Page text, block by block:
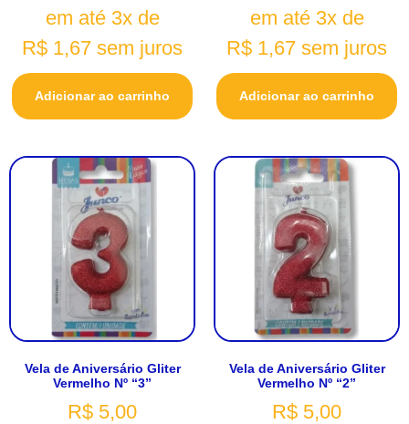
em até 3x de
R$ 1,67 sem juros
Adicionar ao carrinho
em até 3x de
R$ 1,67 sem juros
Adicionar ao carrinho
Vela de Aniversário Gliter
Vermelho Nº “3”
R$ 5,00
Vela de Aniversário Gliter
Vermelho Nº “2”
R$ 5,00